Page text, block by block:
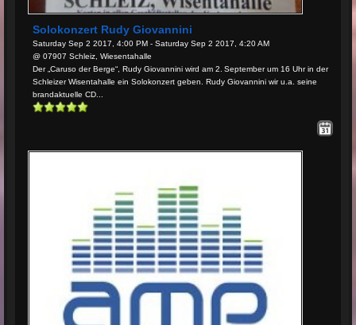
Solokonzert Rudy Giovannini
Saturday Sep 2 2017, 4:00 PM - Saturday Sep 2 2017, 4:20 AM
@ 07907 Schleiz, Wiesentahalle
Der „Caruso der Berge“, Rudy Giovannini wird am 2. September um 16 Uhr in der
Schleizer Wisentahalle ein Solokonzert geben. Rudy Giovannini wir u.a. seine
brandaktuelle CD...